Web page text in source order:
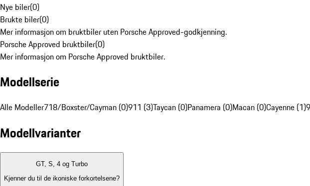
Nye biler(0)
Brukte biler(0)
Mer informasjon om bruktbiler uten Porsche Approved-godkjenning.
Porsche Approved bruktbiler(0)
Mer informasjon om Porsche Approved bruktbiler.
Modellserie
Alle Modeller718/Boxster/Cayman (0)911 (3)Taycan (0)Panamera (0)Macan (0)Cayenne (1)
Modellvarianter
GT, S, 4 og Turbo
Kjenner du til de ikoniske forkortelsene?